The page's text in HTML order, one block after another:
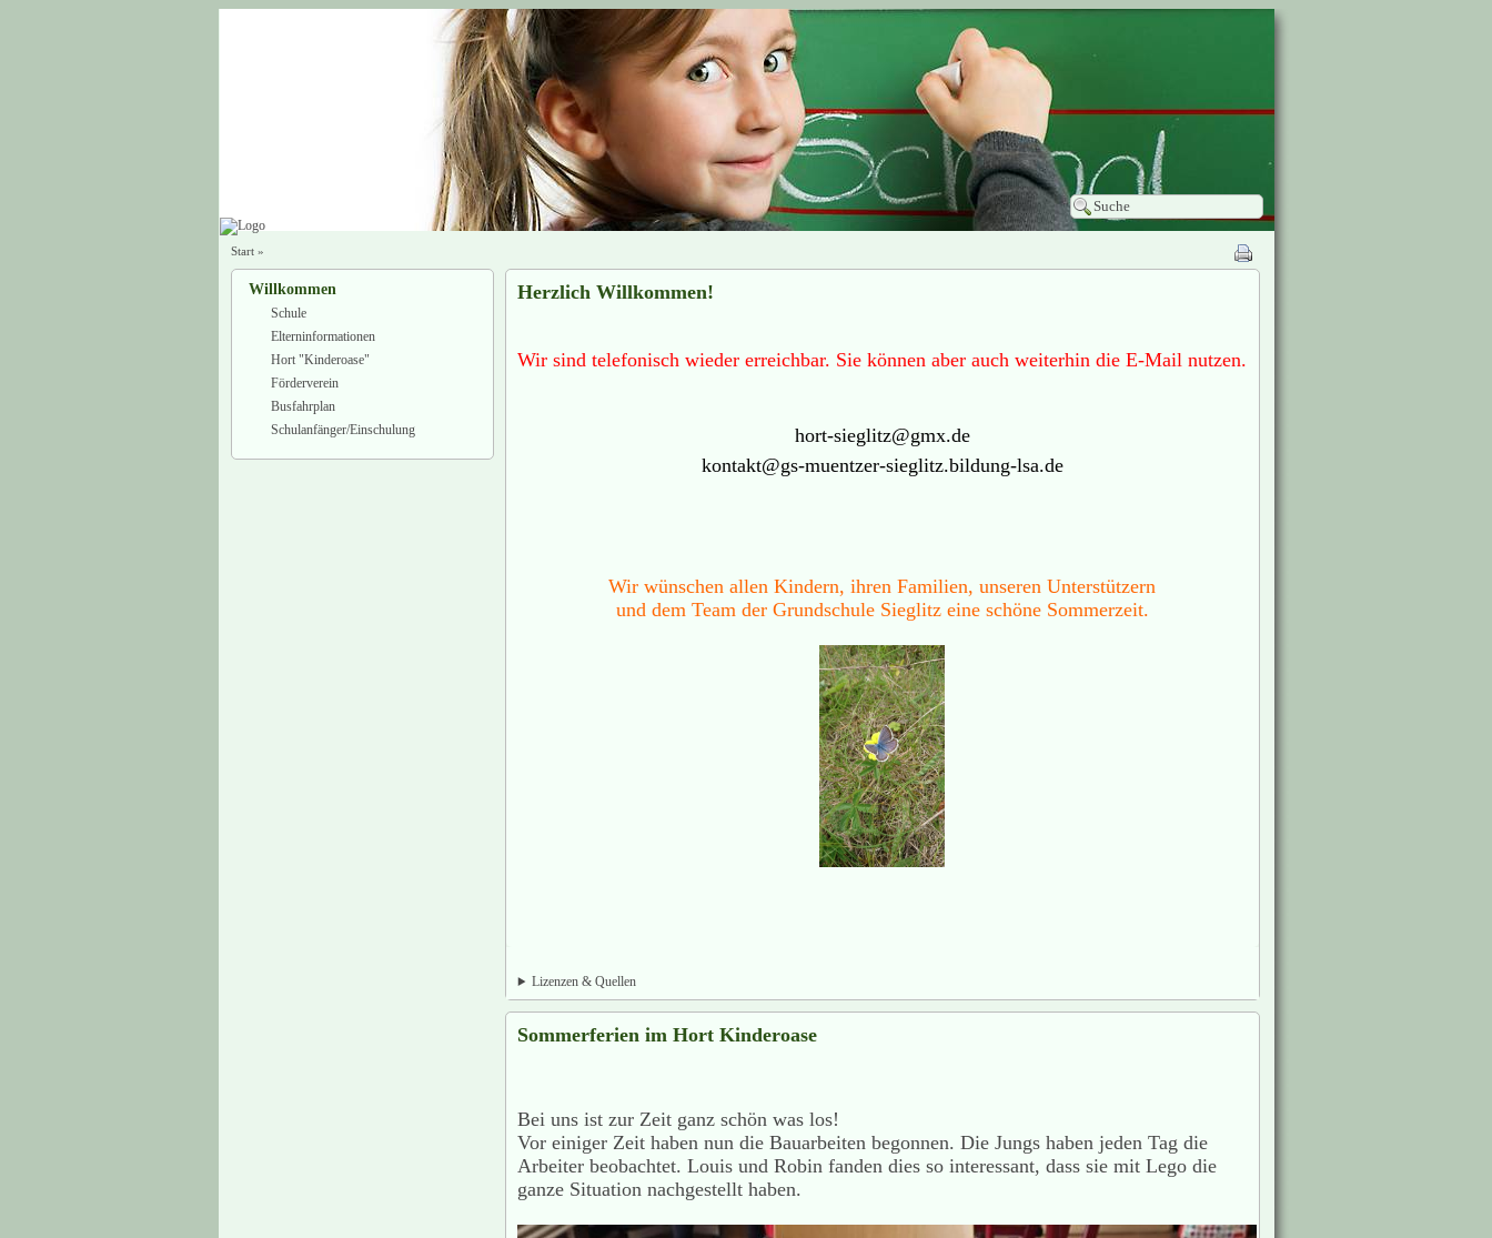
Start»
Willkommen
Schule
Elterninformationen
Hort "Kinderoase"
Förderverein
Busfahrplan
Schulanfänger/Einschulung
Herzlich Willkommen!
Wir sind telefonisch wieder erreichbar. Sie können aber auch weiterhin die E-Mail nutzen.
hort-sieglitz@gmx.de
kontakt@gs-muentzer-sieglitz.bildung-lsa.de
Wir wünschen allen Kindern, ihren Familien, unseren Unterstützern
und dem Team der Grundschule Sieglitz eine schöne Sommerzeit.
Lizenzen & Quellen
Sommerferien im Hort Kinderoase
Bei uns ist zur Zeit ganz schön was los!
Vor einiger Zeit haben nun die Bauarbeiten begonnen. Die Jungs haben jeden Tag die
Arbeiter beobachtet. Louis und Robin fanden dies so interessant, dass sie mit Lego die
ganze Situation nachgestellt haben.